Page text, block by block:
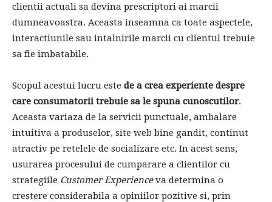
clientii actuali sa devina prescriptori ai marcii
dumneavoastra. Aceasta inseamna ca toate aspectele,
interactiunile sau intalnirile marcii cu clientul trebuie
sa fie imbatabile.
Scopul acestui lucru este de a crea experiente despre
care consumatorii trebuie sa le spuna cunoscutilor.
Aceasta variaza de la servicii punctuale, ambalare
intuitiva a produselor, site web bine gandit, continut
atractiv pe retelele de socializare etc. In acest sens,
usurarea procesului de cumparare a clientilor cu
strategiile Customer Experienceva determina o
crestere considerabila a opiniilor pozitive si, prin